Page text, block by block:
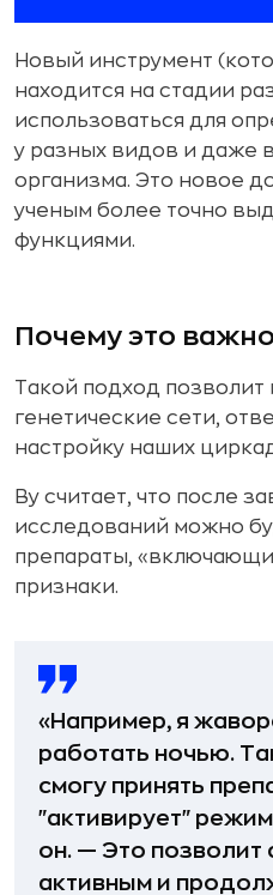
Новый инструмент
находится на стадии
использоваться для
у разных видов и даже
организма. Это новое
ученым более точно
функциями.
Почему это важно
Такой подход позволит
генетические сети,
настройку наших
Ву считает, что после
исследований можно
препараты,
признаки.
«Например, я
работать ночью.
смогу принять
"активирует"
он. — Это позволит
активным и